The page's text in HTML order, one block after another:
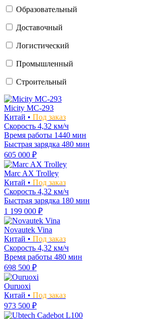
Образовательный
Доставочный
Логистический
Промышленный
Строительный
Micity MC-293
Китай • Под заказ
Скорость 4,32 км/ч
Время работы 1440 мин
Быстрая зарядка 480 мин
605 000 ₽
Marc AX Trolley
Китай • Под заказ
Скорость 4,32 км/ч
Быстрая зарядка 180 мин
1 199 000 ₽
Novautek Vina
Китай • Под заказ
Скорость 4,32 км/ч
Время работы 480 мин
698 500 ₽
Ouruoxi
Китай • Под заказ
973 500 ₽